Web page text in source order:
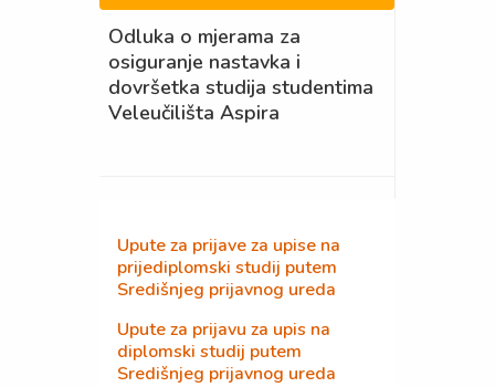
Odluka o mjerama za
osiguranje nastavka i
dovršetka studija studentima
Veleučilišta Aspira
Upute za prijave za upise na
prijediplomski studij putem
Središnjeg prijavnog ureda
Upute za prijavu za upis na
diplomski studij putem
Središnjeg prijavnog ureda